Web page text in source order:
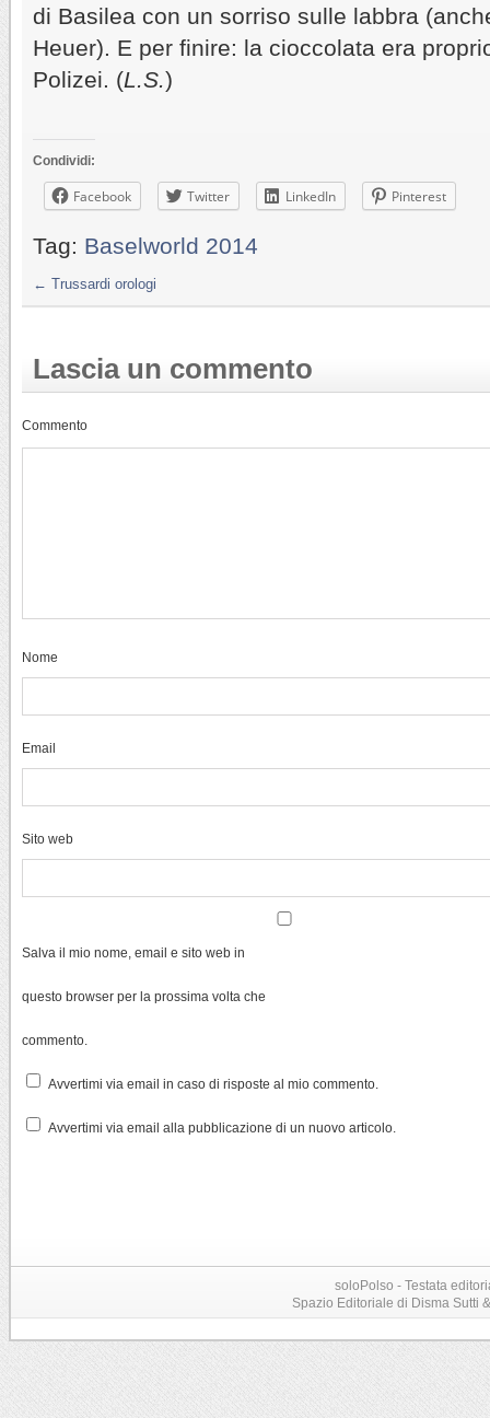
di Basilea con un sorriso sulle labbra
Heuer). E per finire: la cioccolata era
Polizei. (L.S. )
Condividi:
Facebook Twitter LinkedIn Pinterest
Tag: Baselworld 2014
← Trussardi orologi
Lascia un commento
Commento
Nome
Email
Sito web
Salva il mio nome, email e sito web in
questo browser per la prossima volta che
commento.
Avvertimi via email in caso di risposte al mio commento.
Avvertimi via email alla pubblicazione di un nuovo articolo.
soloPolso - Testata
Spazio Editoriale di Disma Sutti